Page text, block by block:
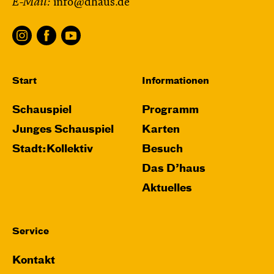
und Anne-Kathrin Behl
Choreografie: Barbara Fuchs
Central 2
Mi, 21.10. / 10:00 – 11:00
Regie: Philipp Alfons Heitmann, Matts Johan
Central 1
E-Mail: info@dhaus.de
Start
Schauspiel
Junges Schauspiel
Stadt:Kollektiv
Informationen
Programm
Karten
Besuch
Das D’haus
Aktuelles
Service
Kontakt